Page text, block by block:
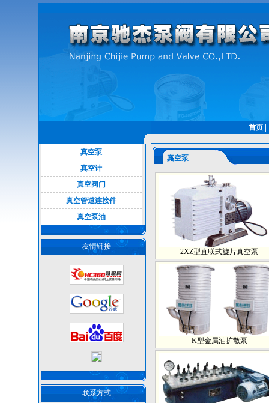
首页 |
真空泵
真空计
真空阀门
真空管道连接件
真空泵油
友情链接
联系方式
真空泵
2XZ型直联式旋片真空泵
K型金属油扩散泵